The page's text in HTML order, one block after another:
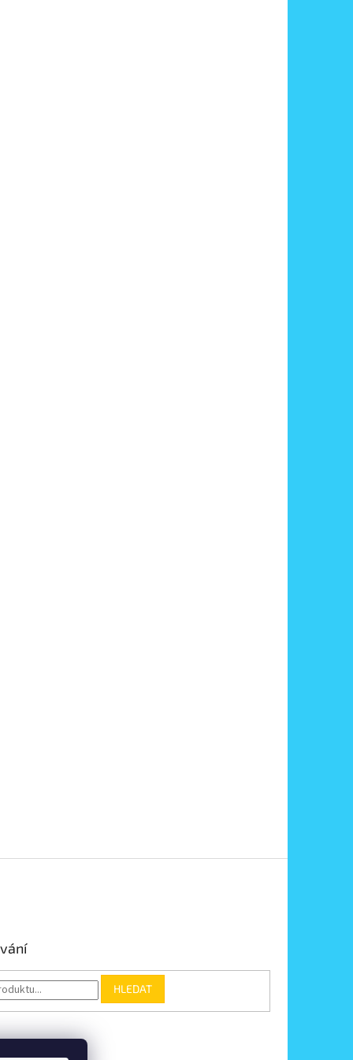
HLEDAT